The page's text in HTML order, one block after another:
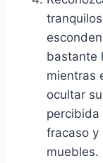
bastante
mientras
ocultar
fracaso y
muebles.